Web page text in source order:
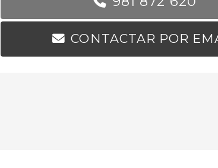
CONTACTAR POR